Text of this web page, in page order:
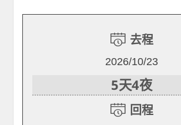
去程
2026/10/23
5天4夜
回程